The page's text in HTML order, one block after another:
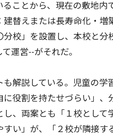
ことから、現在の敷地
替えまたは長寿命化・
分校」を設置し、本校と
運営--がそれだ。
解説している。児童の学
役割を持たせづらい」
、両案とも「１校とし
すい」が、「２校が隣接